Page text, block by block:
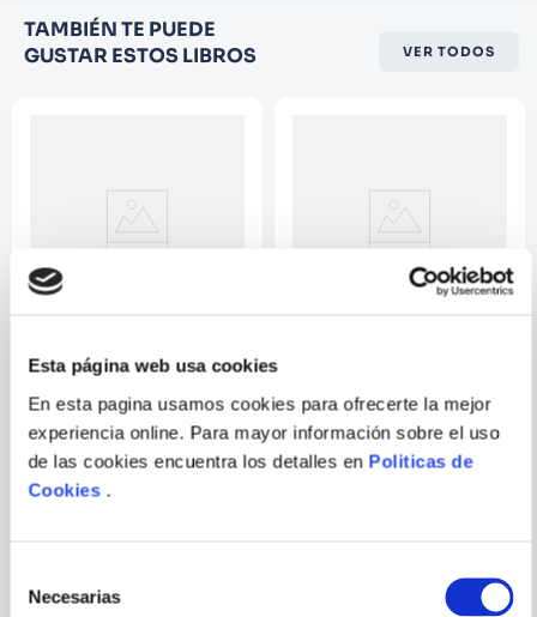
Esta página web usa cookies
En esta pagina usamos cookies para ofrecerte la mejor
experiencia online. Para mayor información sobre el uso
de las cookies encuentra los detalles en Politicas de
Cookies.
Necesarias
Califique el producto de 1 a 5
estrellas
Correo electrónico
ENVIAR
TAMBIÉN TE PUEDE
GUSTAR ESTOS LIBROS
VER TODOS
MIS MASCOTAS - LIBRO
GUANTE
VISTE
VER TODOS